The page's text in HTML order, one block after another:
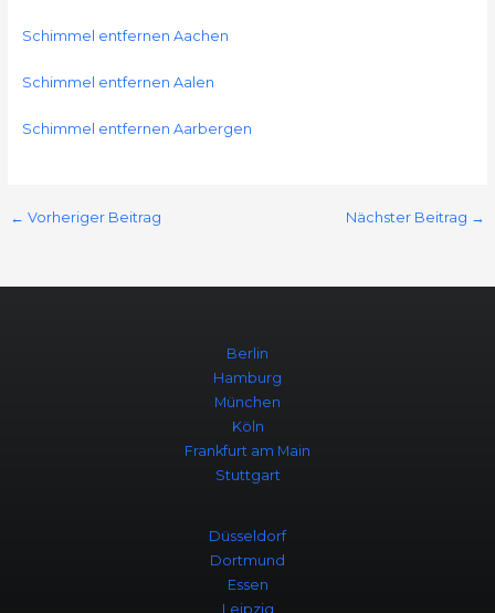
Schimmel entfernen Aachen
Schimmel entfernen Aalen
Schimmel entfernen Aarbergen
← Vorheriger Beitrag Nächster Beitrag →
Berlin
Hamburg
München
Köln
Frankfurt am Main
Stuttgart
Düsseldorf
Dortmund
Essen
Leipzig